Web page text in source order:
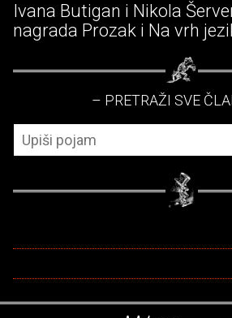
Ivana Butigan i Nikola
nagrada Prozak i Na vrh
– PRETRAŽI SVE